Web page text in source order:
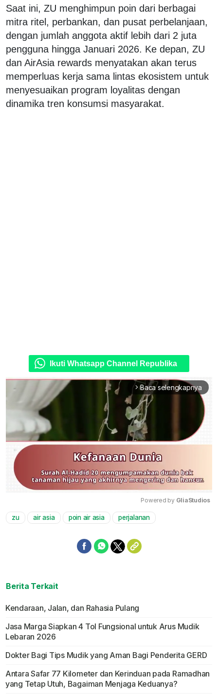
Saat ini, ZU menghimpun poin dari berbagai
mitra ritel, perbankan, dan pusat perbelanjaan,
dengan jumlah anggota aktif lebih dari 2 juta
pengguna hingga Januari 2026. Ke depan, ZU
dan AirAsia rewards menyatakan akan terus
memperluas kerja sama lintas ekosistem untuk
menyesuaikan program loyalitas dengan
dinamika tren konsumsi masyarakat.
Ikuti Whatsapp Channel Republika
arrow_forward_ios Baca selengkapnya
Powered by GliaStudios
zu air asia poin air asia perjalanan
Berita Terkait
Kendaraan, Jalan, dan Rahasia Pulang
Jasa Marga Siapkan 4 Tol Fungsional untuk Arus Mudik
Lebaran 2026
Dokter Bagi Tips Mudik yang Aman Bagi Penderita GERD
Antara Safar 77 Kilometer dan Kerinduan pada Ramadhan
yang Tetap Utuh, Bagaiman Menjaga Keduanya?